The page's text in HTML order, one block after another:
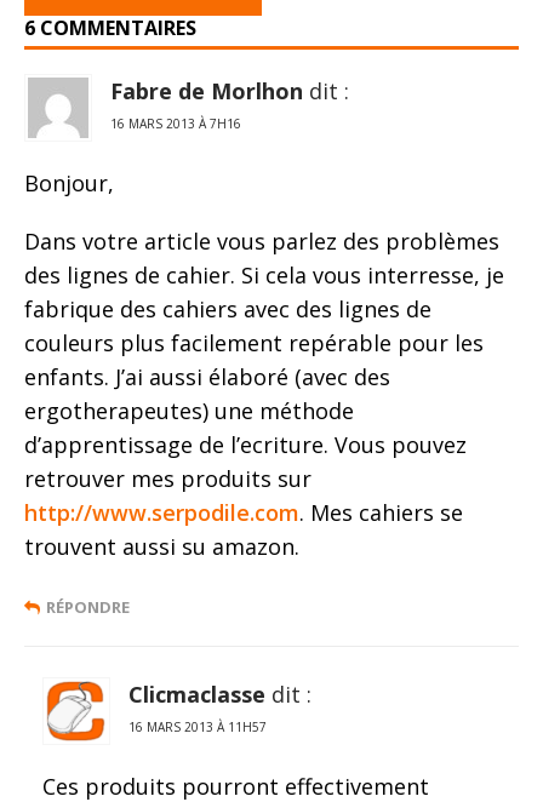
6 COMMENTAIRES
Fabre de Morlhon dit :
16 MARS 2013 À 7H16
Bonjour,
Dans votre article vous parlez des problèmes
des lignes de cahier. Si cela vous interresse, je
fabrique des cahiers avec des lignes de
couleurs plus facilement repérable pour les
enfants. J’ai aussi élaboré (avec des
ergotherapeutes) une méthode
d’apprentissage de l’ecriture. Vous pouvez
retrouver mes produits sur
http://www.serpodile.com. Mes cahiers se
trouvent aussi su amazon.
RÉPONDRE
Clicmaclasse dit :
16 MARS 2013 À 11H57
Ces produits pourront effectivement